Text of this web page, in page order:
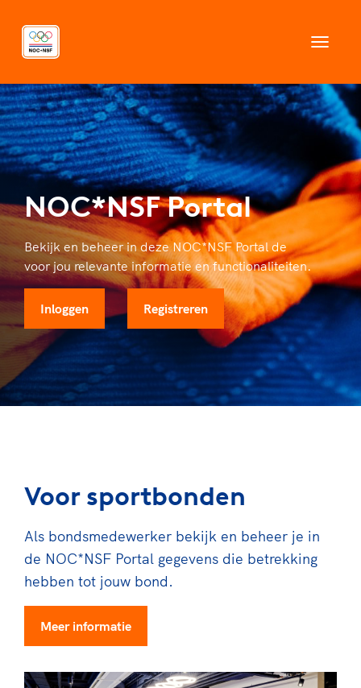
NOC*NSF Portal
Bekijk en beheer in deze NOC*NSF Portal de
voor jou relevante informatie en functionaliteiten.
Inloggen Registreren
Voor sportbonden
Als bondsmedewerker bekijk en beheer je in
de NOC*NSF Portal gegevens die betrekking
hebben tot jouw bond.
Meer informatie